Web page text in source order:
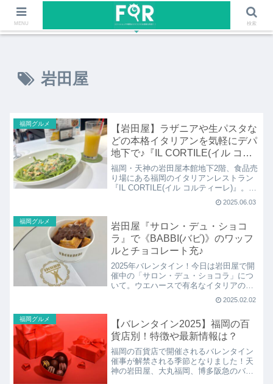
ファッションや福岡のワクワクする情報を発信！！
岩田屋
福岡グルメ
【岩田屋】ラザニアや生パスタな
どの本格イタリアンを気軽にデパ
地下で♪『IL CORTILE(イル コル
ティーレ)』
福岡・天神の岩田屋本館地下2階、食品売
り場にある福岡のイタリアンレストラン
『IL CORTILE(イル コルティーレ)』。デ
イタリアンをテイクアウトのお惣菜でも
スでもいただけるお店です。
2025.06.03
福岡グルメ
岩田屋『サロン・デュ・ショコ
ラ』で《BABBI(バビ)》のワッフ
ルとチョコレート充♪
2025年バレンタイン！今日は岩田屋で開
催中の「サロン・デュ・ショコラ」につ
いて。ウエハースで有名なイタリアのス
売！「ワッフル」やジェラートなどのイ
2025.02.02
福岡グルメ
【バレンタイン2025】福岡の百
貨店別！特徴や最新情報は？
福岡の百貨店で開催されるバレンタイン
催事が解禁される季節となりました！天
神の岩田屋、大丸福岡、博多阪急のバレ
MENU 検索